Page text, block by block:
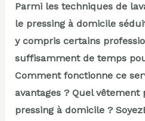
Parmi les techniques de
le pressing à domicile
y compris certains
suffisamment de temps
Comment fonctionne ce
avantages ? Quel
pressing à domicile ?